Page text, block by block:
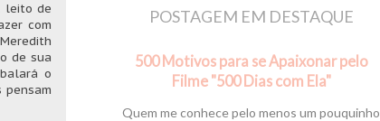
leito de
com
de sua
o
POSTAGEM EM DESTAQUE
500 Motivos para se Apaixonar pelo
Filme "500 Dias com Ela"
Quem me conhece pelo menos um pouquinho